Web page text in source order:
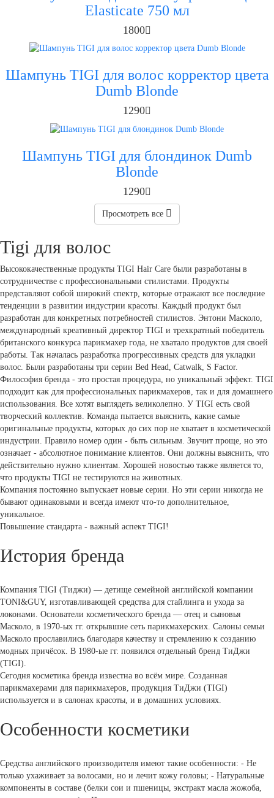
Elasticate 750 мл
1800
Шампунь TIGI для волос корректор цвета
Dumb Blonde
1290
Шампунь TIGI для блондинок Dumb
Blonde
1290
Просмотреть все
Tigi для волос
Высококачественные продукты TIGI Hair Care были разработаны в
сотрудничестве с профессиональными стилистами. Продукты
представляют собой широкий спектр, которые отражают все последние
тенденции в развитии индустрии красоты. Каждый продукт был
разработан для конкретных потребностей стилистов. Энтони Масколо,
международный креативный директор TIGI и трехкратный победитель
британского конкурса парикмахер года, не хватало продуктов для своей
работы. Так началась разработка прогрессивных средств для укладки
волос. Были разработаны три серии Bed Head, Catwalk, S Factor.
Философия бренда - это простая процедура, но уникальный эффект. TIGI
подходит как для профессиональных парикмахеров, так и для домашнего
использования. Все хотят выглядеть великолепно. У TIGI есть свой
творческий коллектив. Команда пытается выяснить, какие самые
оригинальные продукты, которых до сих пор не хватает в косметической
индустрии. Правило номер один - быть сильным. Звучит проще, но это
означает - абсолютное понимание клиентов. Они должны выяснить, что
действительно нужно клиентам. Хорошей новостью также является то,
что продукты TIGI не тестируются на животных.
Компания постоянно выпускает новые серии. Но эти серии никогда не
бывают одинаковыми и всегда имеют что-то дополнительное,
уникальное.
Повышение стандарта - важный аспект TIGI!
История бренда
Компания TIGI (Тиджи) — детище семейной английской компании
TONI&GUY, изготавливающей средства для стайлинга и ухода за
локонами. Основатели косметического бренда — отец и сыновья
Масколо, в 1970-ых гг. открывшие сеть парикмахерских. Салоны семьи
Масколо прославились благодаря качеству и стремлению к созданию
модных причёсок. В 1980-ые гг. появился отдельный бренд ТиДжи
(TIGI).
Сегодня косметика бренда известна во всём мире. Созданная
парикмахерами для парикмахеров, продукция ТиДжи (TIGI)
используется и в салонах красоты, и в домашних условиях.
Особенности косметики
Средства английского производителя имеют такие особенности: - Не
только ухаживает за волосами, но и лечит кожу головы; - Натуральные
компоненты в составе (белки сои и пшеницы, экстракт масла жожоба,